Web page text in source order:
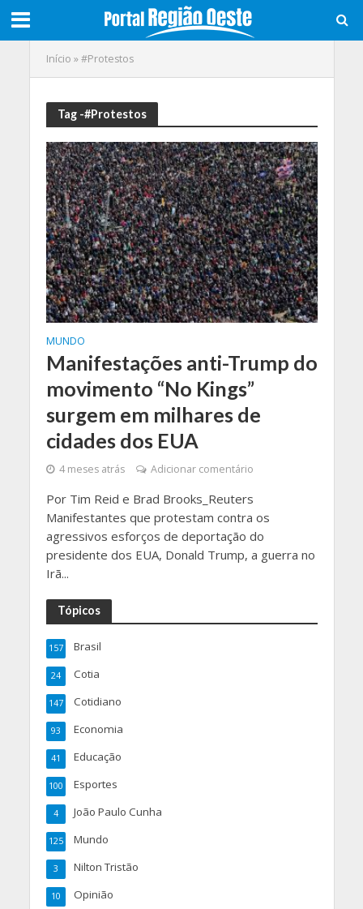
Início »#Protestos
Tag -#Protestos
MUNDO
Manifestações anti-Trump do
movimento “No Kings”
surgem em milhares de
cidades dos EUA
4 meses atrás Adicionar comentário
Por Tim Reid e Brad Brooks_Reuters
Manifestantes que protestam contra os
agressivos esforços de deportação do
presidente dos EUA, Donald Trump, a guerra no
Irã...
Tópicos
Brasil
157
Cotia
24
Cotidiano
147
Economia
93
Educação
41
Esportes
100
João Paulo Cunha
4
Mundo
125
Nilton Tristão
3
Opinião
10